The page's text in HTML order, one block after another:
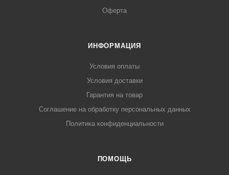
Оферта
ИНФОРМАЦИЯ
Условия оплаты
Условия доставки
Гарантия на товар
Соглашение на обработку персональных данных
Политика конфиденциальности
ПОМОЩЬ